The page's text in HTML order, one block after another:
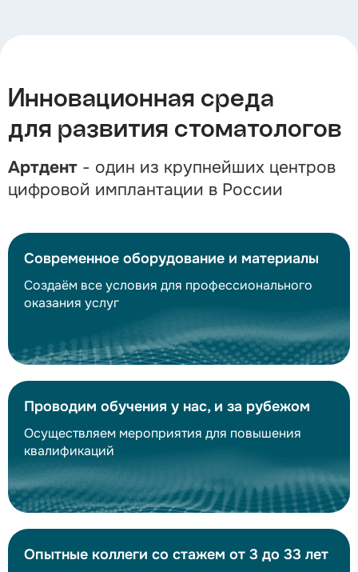
Инновационная среда
для развития стоматологов
Артдент - один из крупнейших центров
цифровой имплантации в России
Современное оборудование и материалы
Создаём все условия для профессионального
оказания услуг
Проводим обучения у нас, и за рубежом
Осуществляем мероприятия для повышения
квалификаций
Опытные коллеги со стажем от 3 до 33 лет